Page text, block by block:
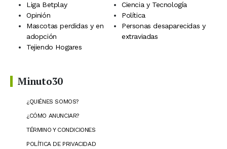
Liga Betplay
Ciencia y Tecnología
Opinión
Política
Mascotas perdidas y en
adopción
Personas desaparecidas y
extraviadas
Tejiendo Hogares
Minuto30
¿QUIÉNES SOMOS?
¿CÓMO ANUNCIAR?
TÉRMINO Y CONDICIONES
POLÍTICA DE PRIVACIDAD